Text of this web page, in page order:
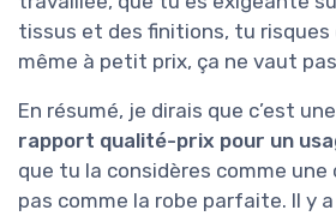
tissus et des finitions, tu risques
même à petit prix, ça ne vaut
En résumé, je dirais que c’est
rapport qualité-prix pour un
que tu la considères comme
pas comme la robe parfaite. Il y